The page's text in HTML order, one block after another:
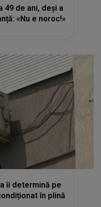
49 de ani, deși a
«Nu e noroc!»
îi determină pe
în plină